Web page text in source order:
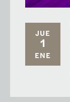
JUE
1
ENE